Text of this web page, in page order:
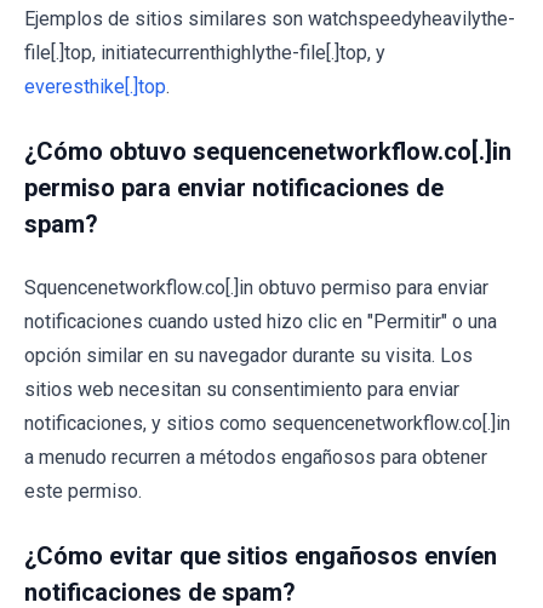
Ejemplos de sitios similares son watchspeedyheavilythe-
file[.]top, initiatecurrenthighlythe-file[.]top, y
everesthike[.]top.
¿Cómo obtuvo sequencenetworkflow.co[.]in
permiso para enviar notificaciones de
spam?
Squencenetworkflow.co[.]in obtuvo permiso para enviar
notificaciones cuando usted hizo clic en "Permitir" o una
opción similar en su navegador durante su visita. Los
sitios web necesitan su consentimiento para enviar
notificaciones, y sitios como sequencenetworkflow.co[.]in
a menudo recurren a métodos engañosos para obtener
este permiso.
¿Cómo evitar que sitios engañosos envíen
notificaciones de spam?